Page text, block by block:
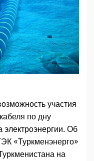
участия
по дну
электроэнергии. Об
«Туркменэнерго»
на